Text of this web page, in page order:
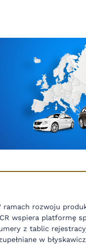
ramach rozwoju
wspiera platformę
z tablic
w